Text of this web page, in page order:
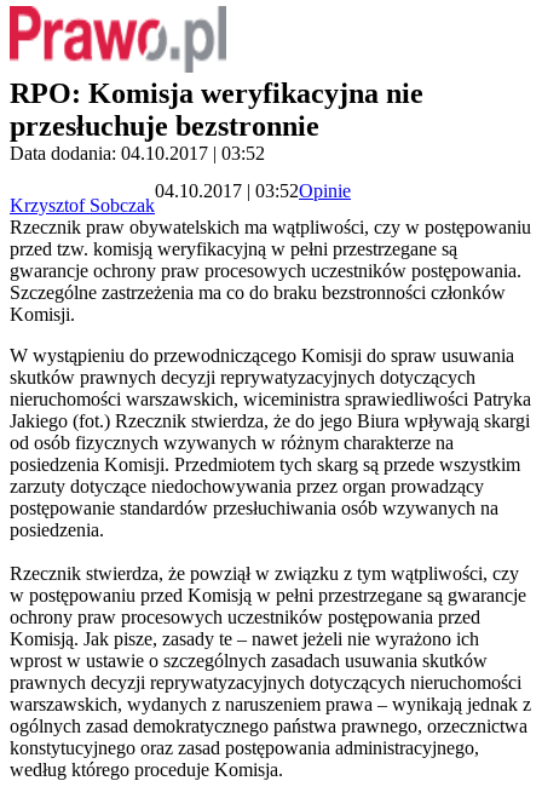
RPO: Komisja weryfikacyjna nie
przesłuchuje bezstronnie
Data dodania: 04.10.2017 | 03:52
Krzysztof Sobczak
04.10.2017 | 03:52Opinie
Rzecznik praw obywatelskich ma wątpliwości, czy w postępowaniu
przed tzw. komisją weryfikacyjną w pełni przestrzegane są
gwarancje ochrony praw procesowych uczestników postępowania.
Szczególne zastrzeżenia ma co do braku bezstronności członków
Komisji.
W wystąpieniu do przewodniczącego Komisji do spraw usuwania
skutków prawnych decyzji reprywatyzacyjnych dotyczących
nieruchomości warszawskich, wiceministra sprawiedliwości Patryka
Jakiego (fot.) Rzecznik stwierdza, że do jego Biura wpływają skargi
od osób fizycznych wzywanych w różnym charakterze na
posiedzenia Komisji. Przedmiotem tych skarg są przede wszystkim
zarzuty dotyczące niedochowywania przez organ prowadzący
postępowanie standardów przesłuchiwania osób wzywanych na
posiedzenia.
Rzecznik stwierdza, że powziął w związku z tym wątpliwości, czy
w postępowaniu przed Komisją w pełni przestrzegane są gwarancje
ochrony praw procesowych uczestników postępowania przed
Komisją. Jak pisze, zasady te – nawet jeżeli nie wyrażono ich
wprost w ustawie o szczególnych zasadach usuwania skutków
prawnych decyzji reprywatyzacyjnych dotyczących nieruchomości
warszawskich, wydanych z naruszeniem prawa – wynikają jednak z
ogólnych zasad demokratycznego państwa prawnego, orzecznictwa
konstytucyjnego oraz zasad postępowania administracyjnego,
według którego proceduje Komisja.